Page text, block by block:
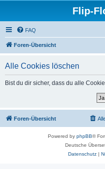
Flip-
FAQ
Foren-Übersicht
Alle Cookies löschen
Bist du dir sicher, dass du alle
Foren-Übersicht
Powered by phpBB®
Deutsche
Datenschutz|